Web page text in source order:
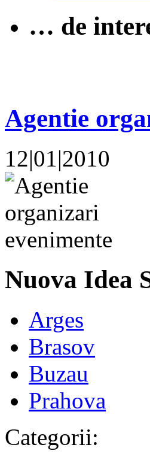
… de
Agentie
12|01|2010
Nuova Idea
Arges
Brasov
Buzau
Prahova
Categorii: